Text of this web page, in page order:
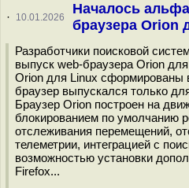
· 10.01.2026
Началось
браузера Orion
Разработчики поисковой
выпуск web-браузера Orion
Orion для Linux сформированы
браузер выпускался только
Браузер Orion построен на
блокированием по умолчанию
отслеживания перемещений,
телеметрии, интеграцией с
возможностью установки
Firefox...